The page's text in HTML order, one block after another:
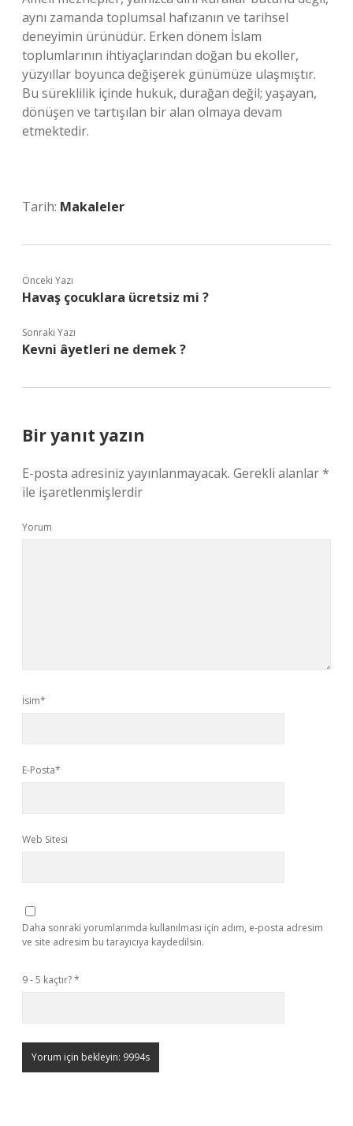
aynı zamanda toplumsal hafızanın ve tarihsel
deneyimin ürünüdür. Erken dönem İslam
toplumlarının ihtiyaçlarından doğan bu ekoller,
yüzyıllar boyunca değişerek günümüze ulaşmıştır.
Bu süreklilik içinde hukuk, durağan değil; yaşayan,
dönüşen ve tartışılan bir alan olmaya devam
etmektedir.
Tarih: Makaleler
Önceki Yazı
Havaş çocuklara ücretsiz mi ?
Sonraki Yazı
Kevni âyetleri ne demek ?
Bir yanıt yazın
E-posta adresiniz yayınlanmayacak. Gerekli alanlar*
ile işaretlenmişlerdir
Yorum
İsim*
E-Posta*
Web Sitesi
Daha sonraki yorumlarımda kullanılması için adım, e-posta adresim
ve site adresim bu tarayıcıya kaydedilsin.
9 - 5 kaçtır?*